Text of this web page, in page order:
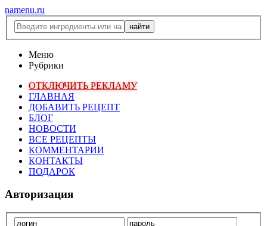
namenu.ru
Меню
Рубрики
ОТКЛЮЧИТЬ РЕКЛАМУ
ГЛАВНАЯ
ДОБАВИТЬ РЕЦЕПТ
БЛОГ
НОВОСТИ
ВСЕ РЕЦЕПТЫ
КОММЕНТАРИИ
КОНТАКТЫ
ПОДАРОК
Авторизация